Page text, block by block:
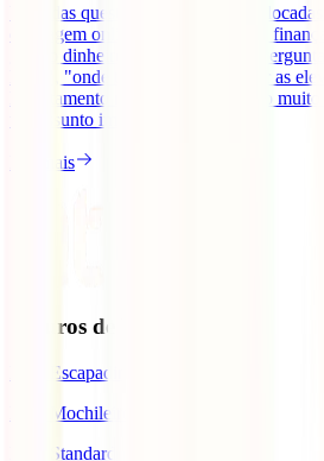
Uma das questões muitas vezes
de viagem online tem a ver com as
gerir o dinheiro fora de Portugal.
levar", "onde trocar", "como evitar as
levantamento nos multibancos" são muito
um assunto importante no [...]
Ler mais
Seguros de Viagem
IATI Escapadinhas
IATI Mochileiro
IATI Standard